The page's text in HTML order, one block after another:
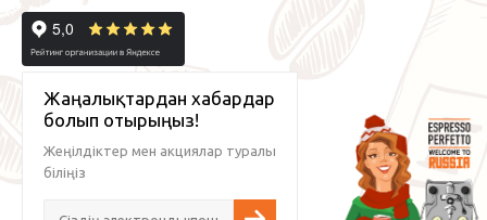
Жаңалықтардан хабардар
болып отырыңыз!
Жеңілдіктер мен акциялар туралы
біліңіз